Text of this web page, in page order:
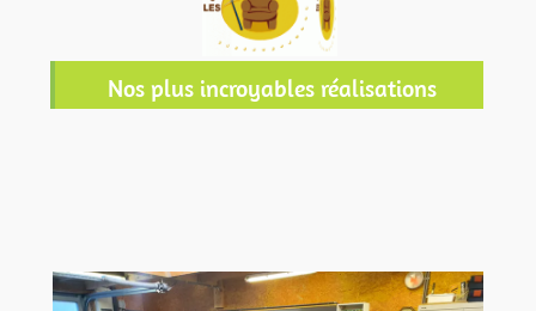
Nos plus incroyables réalisations